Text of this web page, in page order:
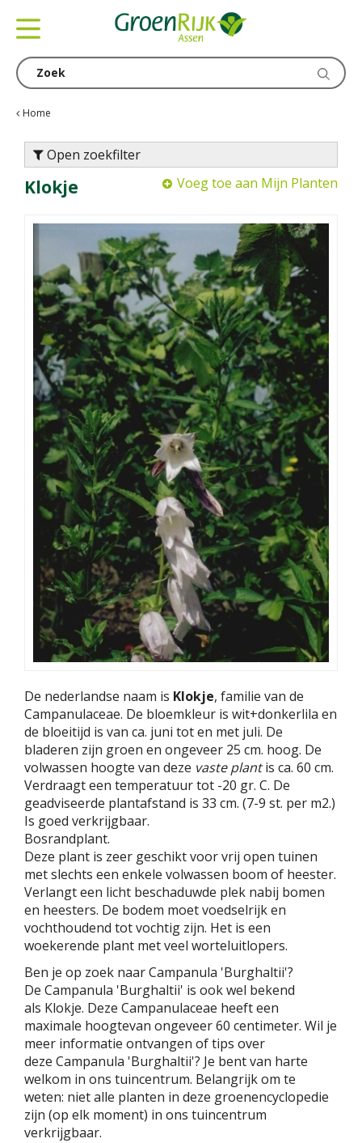
Home
Open zoekfilter
Klokje Voeg toe aan Mijn Planten
De nederlandse naam is Klokje, familie van de
Campanulaceae. De bloemkleur is wit+donkerlila en
de bloeitijd is van ca. juni tot en met juli. De
bladeren zijn groen en ongeveer 25 cm. hoog. De
volwassen hoogte van deze vaste plantis ca. 60 cm.
Verdraagt een temperatuur tot -20 gr. C. De
geadviseerde plantafstand is 33 cm. (7-9 st. per m2.)
Is goed verkrijgbaar.
Bosrandplant.
Deze plant is zeer geschikt voor vrij open tuinen
met slechts een enkele volwassen boom of heester.
Verlangt een licht beschaduwde plek nabij bomen
en heesters. De bodem moet voedselrijk en
vochthoudend tot vochtig zijn. Het is een
woekerende plant met veel worteluitlopers.
Ben je op zoek naar Campanula 'Burghaltii'?
De Campanula 'Burghaltii' is ook wel bekend
als Klokje. Deze Campanulaceae heeft een
maximale hoogtevan ongeveer 60 centimeter. Wil je
meer informatie ontvangen of tips over
deze Campanula 'Burghaltii'? Je bent van harte
welkom in ons tuincentrum. Belangrijk om te
weten: niet alle planten in deze groenencyclopedie
zijn (op elk moment) in ons tuincentrum
verkrijgbaar.